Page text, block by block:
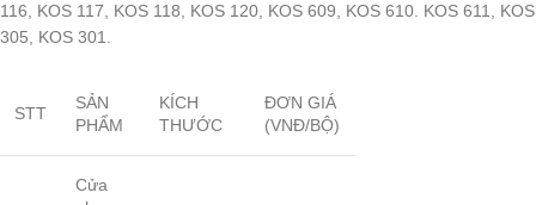
116, KOS 117, KOS 118, KOS 120, KOS 609, KOS 610. KOS 611, KOS
305, KOS 301.
STT
SẢN
PHẨM
KÍCH
THƯỚC
ĐƠN GIÁ
(VNĐ/BỘ)
Cửa